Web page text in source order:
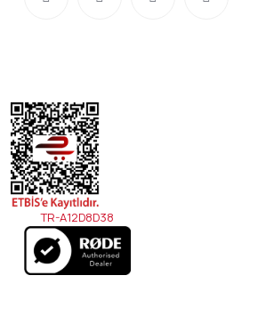
TR-A12D8D38